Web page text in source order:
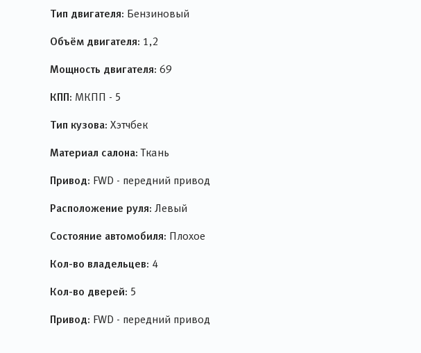
Тип двигателя: Бензиновый
Объём двигателя: 1,2
Мощность двигателя: 69
КПП: МКПП - 5
Тип кузова: Хэтчбек
Материал салона: Ткань
Привод: FWD - передний привод
Расположение руля: Левый
Состояние автомобиля: Плохое
Кол-во владельцев: 4
Кол-во дверей: 5
Привод: FWD - передний привод